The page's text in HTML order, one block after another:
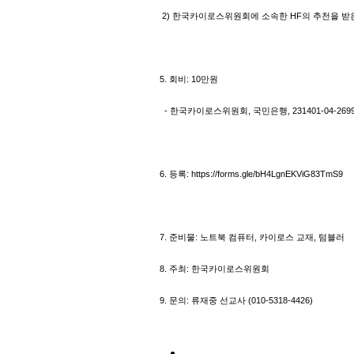
2) 한국카이로스위원회에 소속한 HF의 추천을 받
5. 회비: 10만원
- 한국카이로스위원회, 국민은행, 231401-04-
6. 등록: https://forms.gle/bH4LgnEKViG83TmS9
7. 준비물: 노트북 컴퓨터, 카이로스 교재, 텀블러
8. 주최: 한국카이로스위원회
9. 문의: 류재중 선교사 (010-5318-4426)